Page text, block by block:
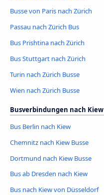
Busse von Paris nach Zürich
Passau nach Zürich Bus
Bus Prishtina nach Zürich
Bus Stuttgart nach Zürich
Turin nach Zürich Busse
Wien nach Zürich Busse
Busverbindungen nach Kiew
Bus Berlin nach Kiew
Chemnitz nach Kiew Busse
Dortmund nach Kiew Busse
Bus ab Dresden nach Kiew
Bus nach Kiew von Düsseldorf